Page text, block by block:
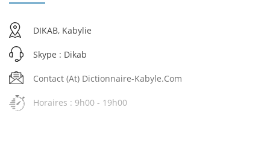
DIKAB, Kabylie
Skype : Dikab
Contact (at) Dictionnaire-Kabyle.com
Horaires : 9h00 - 19h00